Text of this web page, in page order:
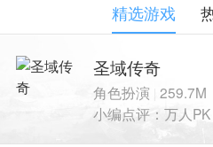
精选游戏
圣域传奇
角色扮演 259.7M
小编点评：万人